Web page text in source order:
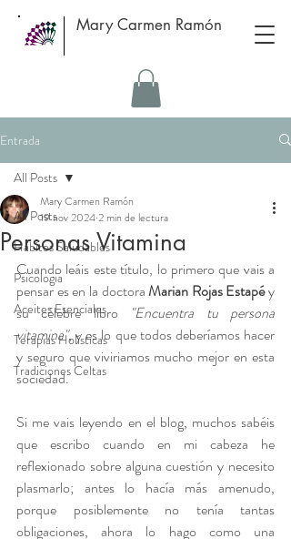
Mary Carmen Ramón
Entrada
All Posts
Hábitos Saludables
Psicologia
Aceites Esenciales
Terapias Holísticas
Tradiciones Celtas
All Posts
Personas Vitamina
Mary Carmen Ramón
19 nov 20242 min de lectura
Cuando leáis este título, lo primero que vais a
pensar es en la doctora Marian Rojas Estapé y
su célebre libro
"Encuentra tu persona
vitamina", y es lo que todos deberíamos hacer
y seguro que viviriamos mucho mejor en esta
sociedad.
Si me vais leyendo en el blog, muchos sabéis
que escribo cuando en mi cabeza he
reflexionado sobre alguna cuestión y necesito
plasmarlo; antes lo hacía más amenudo,
porque posiblemente no tenía tantas
obligaciones, ahora lo hago como una